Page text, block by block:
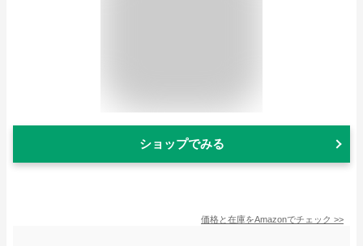
ショップでみる
価格と在庫をAmazonでチェック >>